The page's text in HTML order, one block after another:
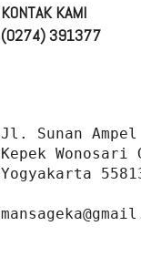
KONTAK KAMI
(0274) 391377
Jl. Sunan
Kepek Wonosari
Yogyakarta